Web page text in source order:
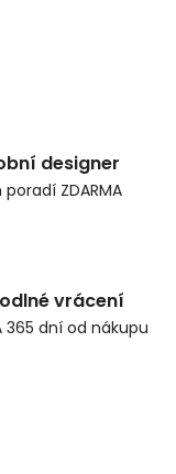
designer
ZDARMA
vrácení
365 dní od nákupu